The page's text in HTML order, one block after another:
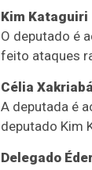
Kim Kataguiri
O deputado é
feito ataques
Célia Xakriabá
A deputada é
deputado Kim
Delegado